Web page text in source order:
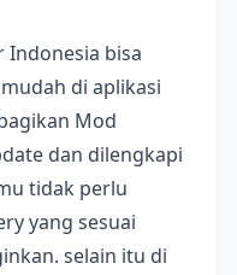
Indonesia bisa
di aplikasi
Mod
dan dilengkapi
tidak perlu
yang sesuai
selain itu di